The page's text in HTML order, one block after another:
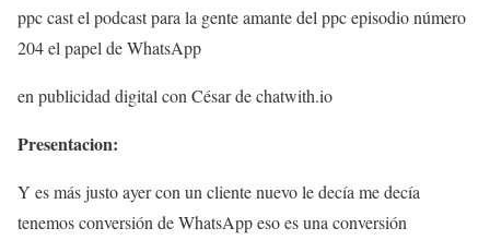
ppc cast el podcast para la gente amante del ppc episodio número
204 el papel de WhatsApp
en publicidad digital con César de chatwith.io
Presentacion:
Y es más justo ayer con un cliente nuevo le decía me decía
tenemos conversión de WhatsApp eso es una conversión